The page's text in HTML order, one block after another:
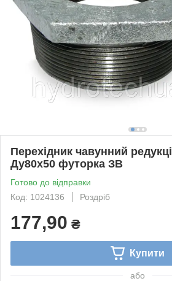
Перехідник чавунний
Ду80х50 футорка ЗВ
Готово до відправки
Код: 1024136
Роздріб
177,90 ₴
Купити
або